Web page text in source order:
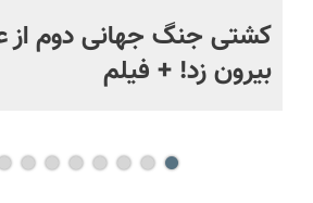
کشتی‌ جنگ جهانی دوم
بیرون زد! + فیلم